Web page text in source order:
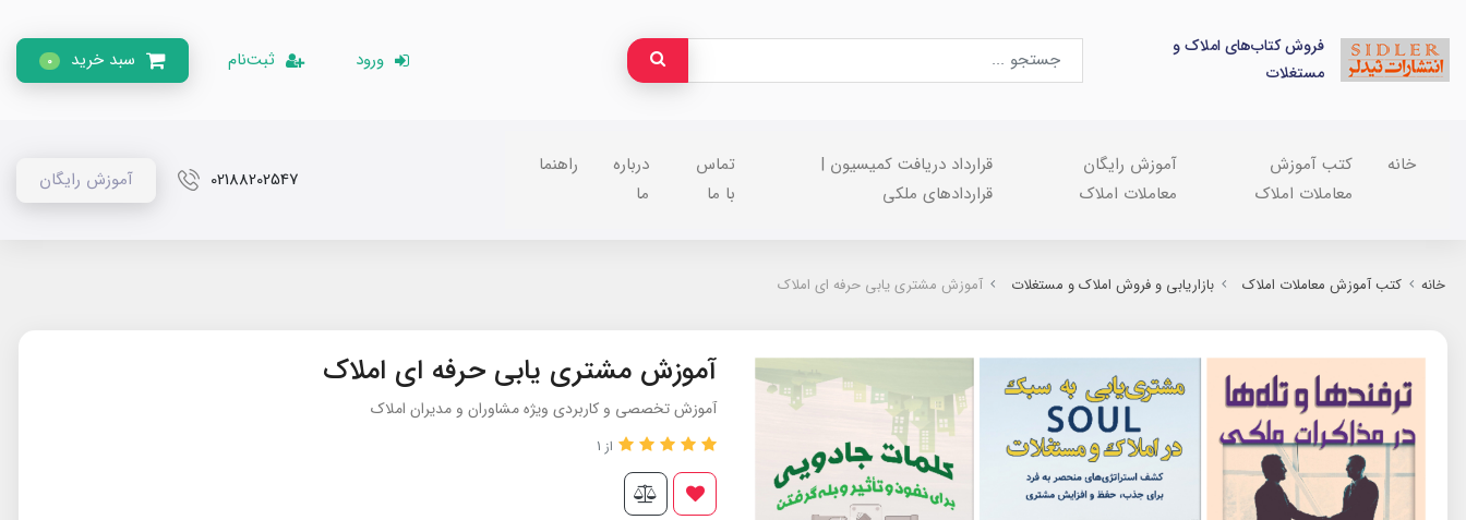
فروش کتاب‌های املاک و
مستغلات
ورود ثبت‌نام سبد خرید 0
خانه
کتب آموزش
معاملات املاک
آموزش رایگان
معاملات املاک
قرارداد دریافت کمیسیون |
قراردادهای ملکی
تماس
با ما
درباره
ما
راهنما
02188202547 آموزش رایگان
خانه کتب آموزش معاملات املاک بازاریابی و فروش املاک و مستغلات آموزش مشتری یابی حرفه ای املاک
آموزش مشتری یابی حرفه ای املاک
آموزش تخصصی و کاربردی ویژه مشاوران و مدیران املاک
از 1